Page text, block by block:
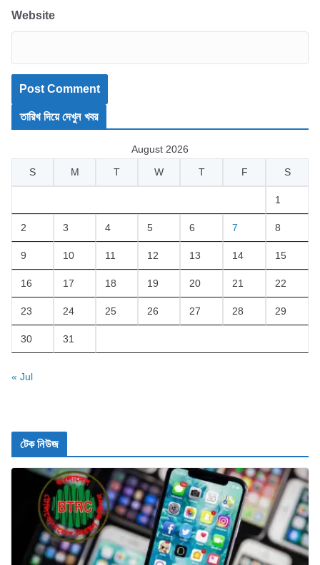
Website
তারিখ দিয়ে দেখুন খবর
August 2026
S
M T W T F S
1
2 3 4 5 6 7 8
9 10 11 12 13 14 15
16 17 18 19 20 21 22
23 24 25 26 27 28 29
30 31
« Jul
টেক নিউজ